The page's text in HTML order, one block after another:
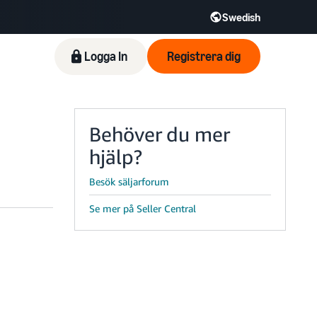
Swedish
Logga In Registrera dig
Behöver du mer
hjälp?
Besök säljarforum
Se mer på Seller Central